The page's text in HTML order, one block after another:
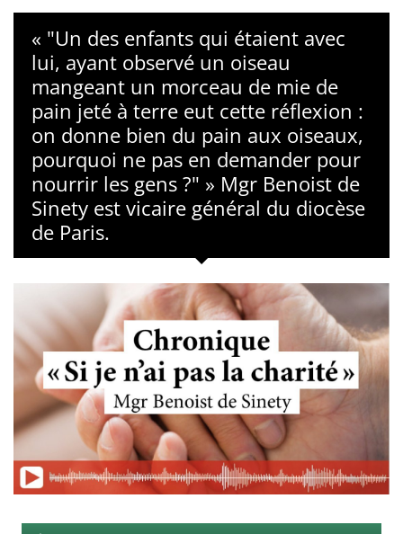
« "Un des enfants qui étaient avec
lui, ayant observé un oiseau
mangeant un morceau de mie de
pain jeté à terre eut cette réflexion :
on donne bien du pain aux oiseaux,
pourquoi ne pas en demander pour
nourrir les gens ?" » Mgr Benoist de
Sinety est vicaire général du diocèse
de Paris.